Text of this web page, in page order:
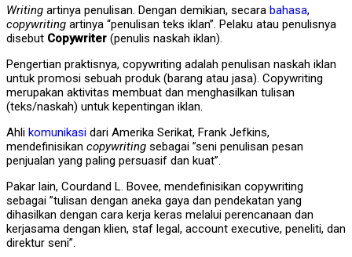
Writing artinya penulisan. Dengan demikian, secara bahasa,
copywriting artinya “penulisan teks iklan”. Pelaku atau penulisnya
disebut Copywriter (penulis naskah iklan).
Pengertian praktisnya, copywriting adalah penulisan naskah iklan
untuk promosi sebuah produk (barang atau jasa). Copywriting
merupakan aktivitas membuat dan menghasilkan tulisan
(teks/naskah) untuk kepentingan iklan.
Ahli komunikasi dari Amerika Serikat, Frank Jefkins,
mendefinisikan copywriting sebagai ”seni penulisan pesan
penjualan yang paling persuasif dan kuat”.
Pakar lain, Courdand L. Bovee, mendefinisikan copywriting
sebagai ”tulisan dengan aneka gaya dan pendekatan yang
dihasilkan dengan cara kerja keras melalui perencanaan dan
kerjasama dengan klien, staf legal, account executive, peneliti, dan
direktur seni”.